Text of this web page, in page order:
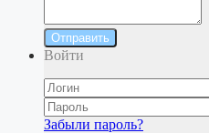
Отправить
Войти
Забыли пароль?